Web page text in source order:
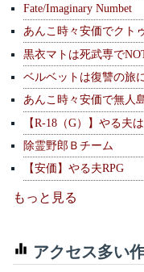
Fate/Imaginary Numbet
あんこ時々安価でクト
黒衣マトは死武専で
ベルベットは復讐の旅
あんこ時々安価で無人
【R-18（G）】やる夫
除霊野郎Ｂチーム
【安価】やる夫RPG
もっと見る
アクセス多い